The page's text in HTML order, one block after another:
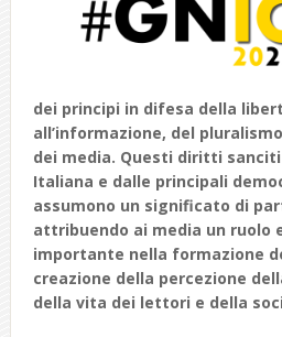
dei principi in difesa della
all’informazione, del
dei media. Questi diritti
Italiana e dalle principali
assumono un significato di
attribuendo ai media un ruolo
importante nella formazione
creazione della percezione
della vita dei lettori e della